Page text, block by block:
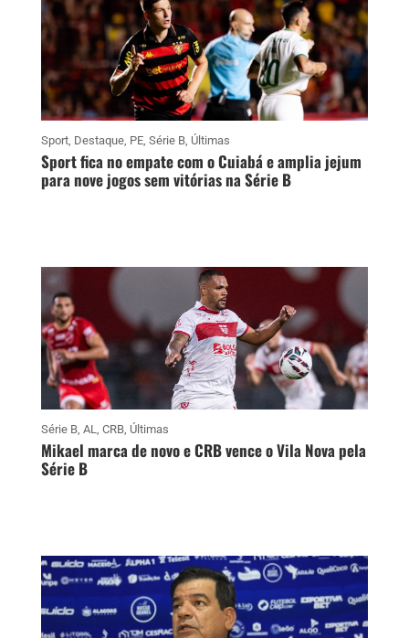
Sport, Destaque, PE, Série B, Últimas
Sport fica no empate com o Cuiabá e amplia jejum
para nove jogos sem vitórias na Série B
Série B, AL CRB, Últimas
Mikael marca de novo e CRB vence o Vila Nova pela
Série B